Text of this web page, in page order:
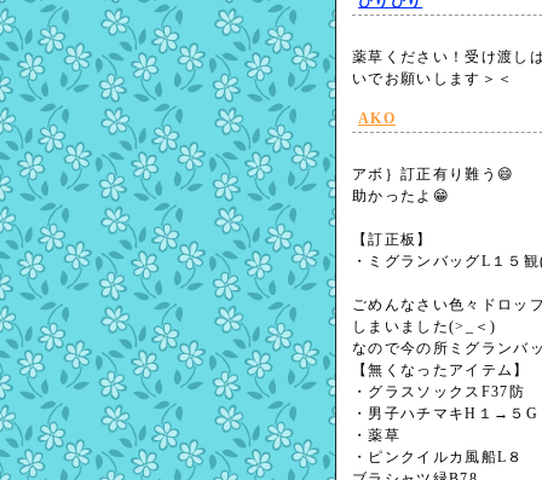
薬草ください！受け渡し
いでお願いします＞＜
AKO
アボ｝訂正有り難う😄
助かったよ😁
【訂正板】
・ミグランバッグL１５
ごめんなさい色々ドロッ
しまいました(>_＜)
なので今の所ミグランバ
【無くなったアイテム】
・グラスソックスF37防
・男子ハチマキH１→５G
・薬草
・ピンクイルカ風船L８